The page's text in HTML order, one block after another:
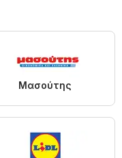
Μασούτης